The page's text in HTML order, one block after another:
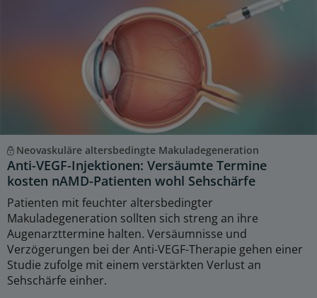
Neovaskuläre altersbedingte Makuladegeneration
Anti-VEGF-Injektionen: Versäumte Termine
kosten nAMD-Patienten wohl Sehschärfe
Patienten mit feuchter altersbedingter
Makuladegeneration sollten sich streng an ihre
Augenarzttermine halten. Versäumnisse und
Verzögerungen bei der Anti-VEGF-Therapie gehen einer
Studie zufolge mit einem verstärkten Verlust an
Sehschärfe einher.